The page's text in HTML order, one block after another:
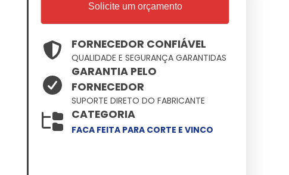
Solicite um orçamento
FORNECEDOR CONFIÁVEL
QUALIDADE E SEGURANÇA GARANTIDAS
GARANTIA PELO
FORNECEDOR
SUPORTE DIRETO DO FABRICANTE
CATEGORIA
FACA FEITA PARA CORTE E VINCO